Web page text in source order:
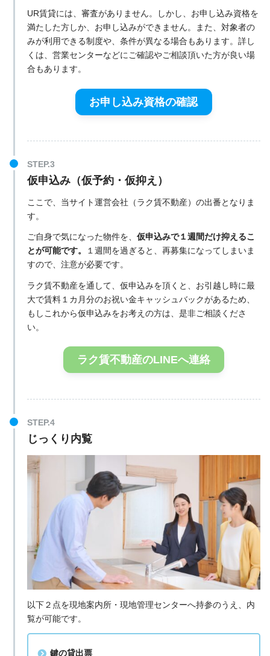
UR賃貸には、審査がありません。しかし、お申し込み資格を
満たした方しか、お申し込みができません。また、対象者の
みが利用できる制度や、条件が異なる場合もあります。詳し
くは、営業センターなどにご確認やご相談頂いた方が良い場
合もあります。
お申し込み資格の確認
仮申込み（仮予約・仮抑え）
ここで、当サイト運営会社（ラク賃不動産）の出番となりま
す。
ご自身で気になった物件を、 仮申込みで１週間だけ抑えるこ
とが可能です。
１週間を過ぎると、再募集になってしまいま
すので、注意が必要です。
ラク賃不動産を通して、仮申込みを頂くと、お引越し時に最
大で賃料１カ月分のお祝い金キャッシュバックがあるため、
もしこれから仮申込みをお考えの方は、是非ご相談くださ
い。
ラク賃不動産のLINEへ連絡
じっくり内覧
以下２点を現地案内所・現地管理センターへ持参のうえ、内
覧が可能です。
鍵の貸出票